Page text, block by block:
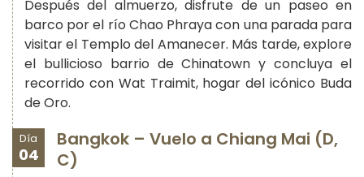
Después del almuerzo, disfrute de un paseo en
barco por el río Chao Phraya con una parada para
visitar el Templo del Amanecer. Más tarde, explore
el bullicioso barrio de Chinatown y concluya el
recorrido con Wat Traimit, hogar del icónico Buda
de Oro.
Día
04
Bangkok – Vuelo a Chiang Mai (D,
C)